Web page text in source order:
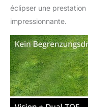
éclipser une prestation
impressionnante.